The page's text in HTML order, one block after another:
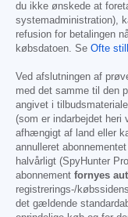
du ikke ønskede at
systemadministration),
refusion for betalingen
købsdatoen. Se Ofte
Ved afslutningen af
med det samme til den
angivet i
(som er indarbejdet heri
afhængigt af land eller
annulleret
halvårligt (SpyHunter
abonnement fornyes
registrerings-/
det gældende